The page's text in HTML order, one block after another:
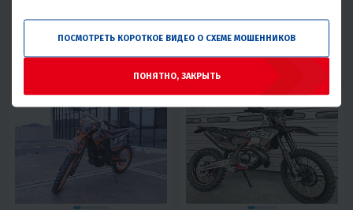
Водяное
Водяное
ПОСМОТРЕТЬ КОРОТКОЕ ВИДЕО О СХЕМЕ МОШЕННИКОВ
ПОНЯТНО, ЗАКРЫТЬ